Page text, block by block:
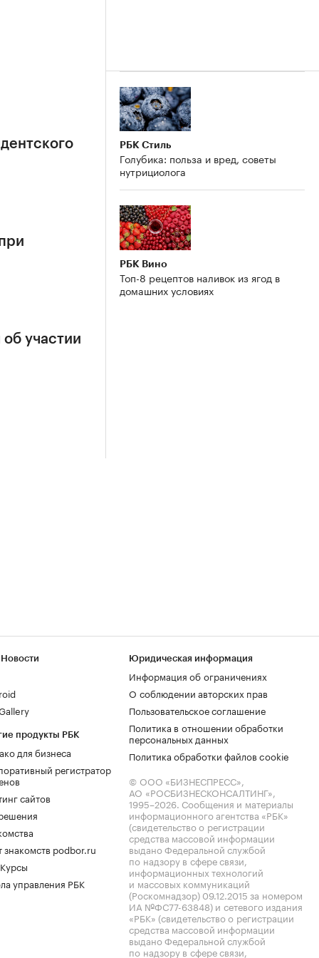
участии
РБК Стиль
Голубика: польза и вред, советы
нутрициолога
РБК Вино
Топ-8 рецептов наливок из ягод в
домашних условиях
продукты РБК
для бизнеса
регистратор
сайтов
знакомств podbor.ru
управления РБК
Юридическая информация
Информация об ограничениях
О соблюдении авторских прав
Пользовательское соглашение
Политика в отношении обработки
персональных данных
Политика обработки файлов cookie
© ООО «БИЗНЕСПРЕСС»,
АО «РОСБИЗНЕСКОНСАЛТИНГ»,
1995–2026. Сообщения и материалы
информационного агентства «РБК»
(свидетельство о регистрации
средства массовой информации
выдано Федеральной службой
по надзору в сфере связи,
информационных технологий
и массовых коммуникаций
(Роскомнадзор) 09.12.2015 за номером
ИА №ФС77-63848) и сетевого издания
«РБК» (свидетельство о регистрации
средства массовой информации
выдано Федеральной службой
по надзору в сфере связи,